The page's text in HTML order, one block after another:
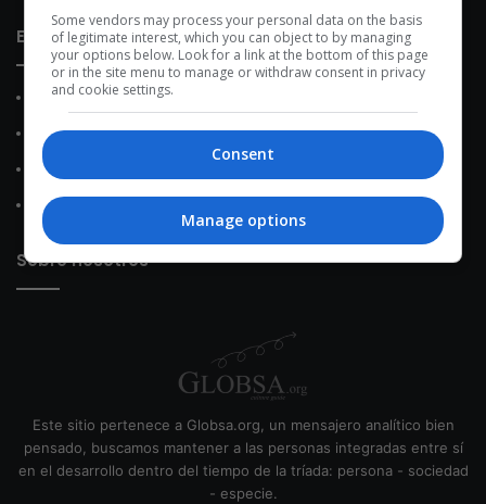
Enlaces de interés
Sobre Nosotros
Contacto
Política de Privacidad
Política de Cookies
Sobre nosotros
Este sitio pertenece a Globsa.org, un mensajero analítico bien
pensado, buscamos mantener a las personas integradas entre sí
en el desarrollo dentro del tiempo de la tríada: persona - sociedad
- especie.
Some vendors may process your personal data on the basis
of legitimate interest, which you can object to by managing
your options below. Look for a link at the bottom of this page
or in the site menu to manage or withdraw consent in privacy
and cookie settings.
Consent
Manage options